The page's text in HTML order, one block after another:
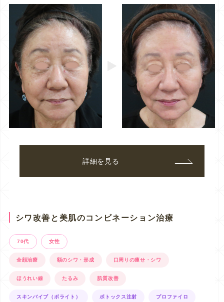
詳細を見る
シワ改善と美肌のコンビネーション治療
70代 女性
全顔治療 額のシワ・形成 口周りの痩せ・シワ
ほうれい線 たるみ 肌質改善
スキンバイブ（ボライト） ボトックス注射 プロファイロ